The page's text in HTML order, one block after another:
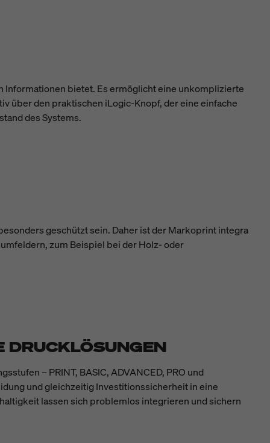
Informationen bietet. Es ermöglicht eine unkomplizierte
über den praktischen iLogic-Knopf, der eine einfache
des Systems.
geschützt sein. Daher ist der Markoprint integra
zum Beispiel bei der Holz- oder
DRUCKLÖSUNGEN
– PRINT, BASIC, ADVANCED, PRO und
und gleichzeitig Investitionssicherheit in eine
lassen sich problemlos integrieren und sichern